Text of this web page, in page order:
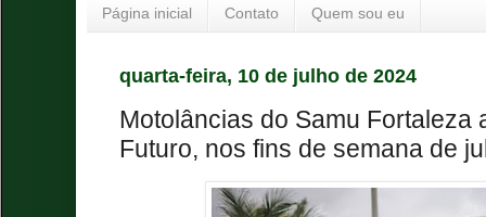
Página inicial Contato Quem sou eu
quarta-feira, 10 de julho de 2024
Motolâncias do Samu Fortaleza
Futuro, nos fins de semana de